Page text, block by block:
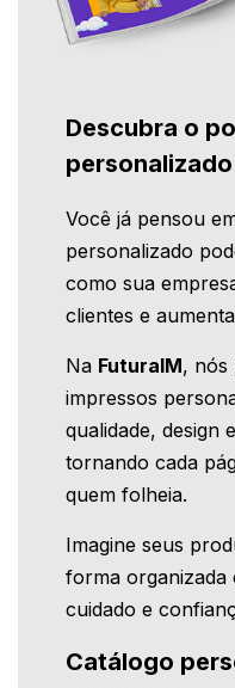
Descubra o
personalizado
Você já pensou
personalizado
como sua
clientes e
Na FuturaIM, nós
impressos
qualidade, design
tornando cada
quem folheia.
Imagine seus
forma organizada
cuidado e
Catálogo